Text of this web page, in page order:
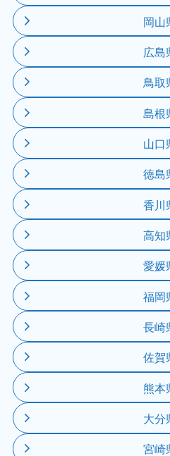
岡山
広島
鳥取
島根
山口
徳島
香川
高知
愛媛
福岡
長崎
佐賀
熊本
大分
宮崎